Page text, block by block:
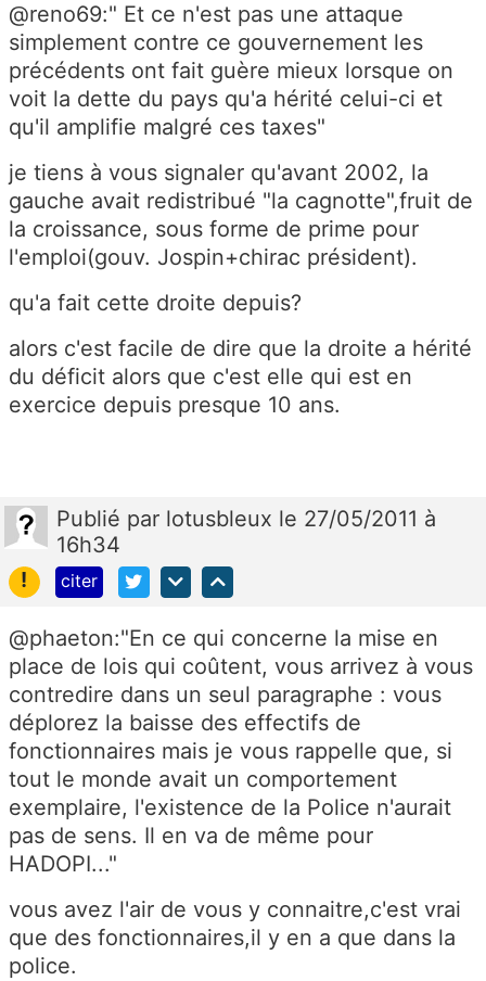
@reno69:" Et ce n'est pas une attaque
simplement contre ce gouvernement les
précédents ont fait guère mieux lorsque on
voit la dette du pays qu'a hérité celui-ci et
qu'il amplifie malgré ces taxes"
je tiens à vous signaler qu'avant 2002, la
gauche avait redistribué "la cagnotte",fruit de
la croissance, sous forme de prime pour
l'emploi(gouv. Jospin+chirac président).
qu'a fait cette droite depuis?
alors c'est facile de dire que la droite a hérité
du déficit alors que c'est elle qui est en
exercice depuis presque 10 ans.
Publié par lotusbleux le 27/05/2011 à
16h34
!
citer
@phaeton:"En ce qui concerne la mise en
place de lois qui coûtent, vous arrivez à vous
contredire dans un seul paragraphe : vous
déplorez la baisse des effectifs de
fonctionnaires mais je vous rappelle que, si
tout le monde avait un comportement
exemplaire, l'existence de la Police n'aurait
pas de sens. Il en va de même pour
HADOPI..."
vous avez l'air de vous y connaitre,c'est vrai
que des fonctionnaires,il y en a que dans la
police.